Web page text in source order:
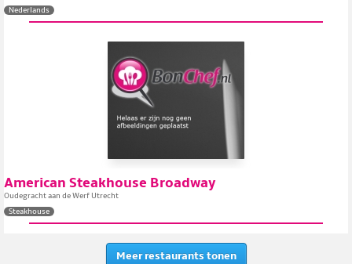
Nederlands
American Steakhouse Broadway
Oudegracht aan de Werf Utrecht
Steakhouse
Meer restaurants tonen